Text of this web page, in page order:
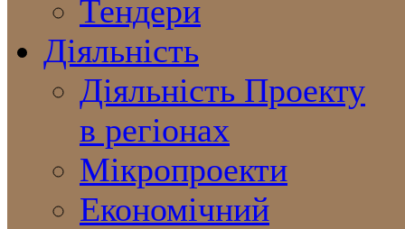
Тендери
Діяльність
Діяльність Проекту
в регіонах
Мікропроекти
Економічний